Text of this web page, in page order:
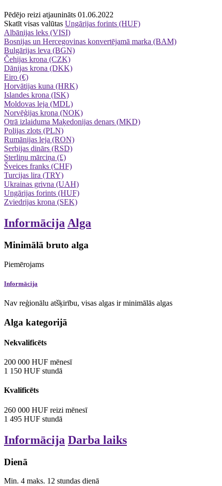
Pēdējo reizi atjaunināts 01.06.2022
Skatīt visas valūtas Ungārijas forints (HUF)
Albānijas leks (VISI)
Bosnijas un Hercegovinas konvertējamā marka (BAM)
Bulgārijas leva (BGN)
Čehijas krona (CZK)
Dānijas krona (DKK)
Eiro (€)
Horvātijas kuna (HRK)
Islandes krona (ISK)
Moldovas leja (MDL)
Norvēģijas krona (NOK)
Otrā izlaiduma Maķedonijas denars (MKD)
Polijas zlots (PLN)
Rumānijas leja (RON)
Serbijas dinārs (RSD)
Sterliņu mārciņa (£)
Šveices franks (CHF)
Turcijas lira (TRY)
Ukrainas grivna (UAH)
Ungārijas forints (HUF)
Zviedrijas krona (SEK)
Informācija Alga
Minimālā bruto alga
Piemērojams
Informācija
Nav reģionālu atšķirību, visas algas ir minimālās algas
Alga kategorijā
Nekvalificēts
200 000 HUF mēnesī
1 150 HUF stundā
Kvalificēts
260 000 HUF reizi mēnesī
1 495 HUF stundā
Informācija Darba laiks
Dienā
Min. 4 maks. 12 stundas dienā